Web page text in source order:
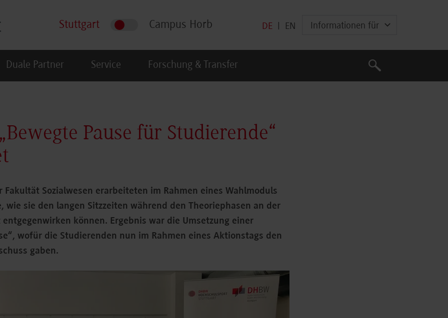
Stuttgart Campus Horb DE EN Informationen für
Duale Partner Service Forschung & Transfer
Suche
Suche
Pause für Studierende“
Fakultät Sozialwesen erarbeiteten im Rahmen eines Wahlmoduls
wie sie den langen Sitzzeiten während den Theoriephasen an der
entgegenwirken können. Ergebnis war die Umsetzung einer
wofür die Studierenden nun im Rahmen eines Aktionstags den
gaben.